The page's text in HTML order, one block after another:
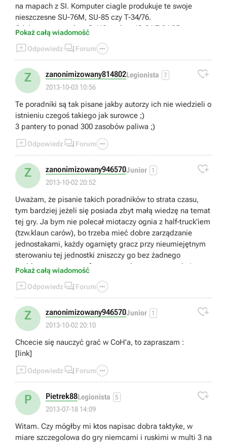
na mapach z SI. Komputer ciagle produkuje te swoje
nieszczesne SU-76M, SU-85 czy T-34/76.
Gdzie moge w calym CoH2 znalezc IS-2 i T-34/85 na
mapie by zaatakowac je Tigerem?
Pokaż całą wiadomość
Odpowiedz  Forum 
Z zanonimizowany814802Legionista 7
2013-10-03 10:56

Te poradniki są tak pisane jakby autorzy ich nie wiedzieli o
istnieniu czegoś takiego jak surowce ;)
3 pantery to ponad 300 zasobów paliwa ;)
Odpowiedz  Forum 
Z zanonimizowany946570Junior 1
2013-10-02 20:52

Uważam, że pisanie takich poradników to strata czasu,
tym bardziej jeżeli się posiada zbyt małą wiedzę na temat
tej gry. Ja bym nie polecał miotaczy ognia z half-truck'iem
(tzw.klaun carów), bo trzeba mieć dobre zarządzanie
jednostakami, każdy ogarnięty gracz przy nieumiejętnym
sterowaniu tej jednostki zniszczy go bez żadnego
problemu za pomocą fausta, a podstawową zasadą jest
nie tracenie jednostek. Nowi gracze powinni sobie
poszukać tematycznego forum do tej gry(Exitii), poczytać
posty z tej strony, jeżeli chcą dobrze grać.
Ps. Co do podsumowania poradnika w Late Game, Pantery
są zbyt drogie, aby ich było sporo(chyba, że według
autora to 2-3), natomiast jeżeli tak jest, to zapewne
jesteśmy zepchnięci do bazy i jedyne co możemy zrobić
to napisać kulturalnie GG i wyjść z gry.
Pozdrawiam.
Pokaż całą wiadomość
Odpowiedz  Forum 
Z zanonimizowany946570Junior 1
2013-10-02 20:10

Chcecie się nauczyć grać w CoH'a, to zapraszam :
[link]
Odpowiedz  Forum 
P Pietrek88Legionista 5
2013-07-18 14:09

Witam. Czy mógłby mi ktos napisac dobra taktyke, w
miare szczegolowa do gry niemcami i ruskimi w multi 3 na